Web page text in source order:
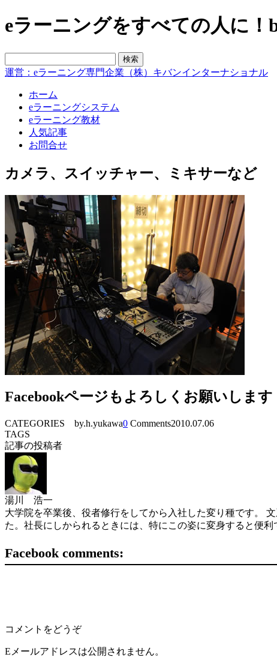
eラーニングをすべての人に！
運営：eラーニング専門企業（株）キバンインターナショナル
ホーム
eラーニングシステム
eラーニング教材
人気記事
お問合せ
カメラ、スイッチャー、ミキサーなど
Facebookページもよろしくお願いします
CATEGORIES by.h.yukawa0 Comments2010.07.06
TAGS
記事の投稿者
湯川 浩一
大学院を卒業後、役者修行をしてから入社した変り種です。
た。社長にしかられるときには、特にこの姿に変身すると便利
Facebook comments:
コメントをどうぞ
Eメールアドレスは公開されません。